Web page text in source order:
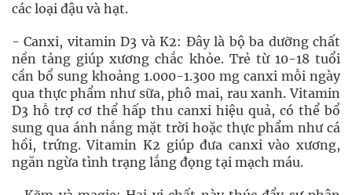
các loại đậu và hạt.
- Canxi, vitamin D3 và K2: Đây là bộ ba dưỡng chất
nền tảng giúp xương chắc khỏe. Trẻ từ 10-18 tuổi
cần bổ sung khoảng 1.000-1.300 mg canxi mỗi ngày
qua thực phẩm như sữa, phô mai, rau xanh. Vitamin
D3 hỗ trợ cơ thể hấp thu canxi hiệu quả, có thể bổ
sung qua ánh nắng mặt trời hoặc thực phẩm như cá
hồi, trứng. Vitamin K2 giúp đưa canxi vào xương,
ngăn ngừa tình trạng lắng đọng tại mạch máu.